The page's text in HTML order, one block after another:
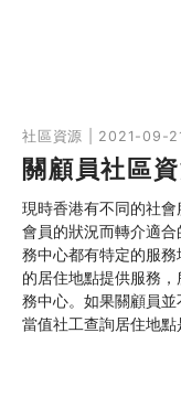
社區資源 | 2021-09-
關顧員社區
現時香港有不同的社
會員的狀況而轉介適
務中心都有特定的服
的居住地點提供服務
務中心。如果關顧員
當值社工查詢居住地點